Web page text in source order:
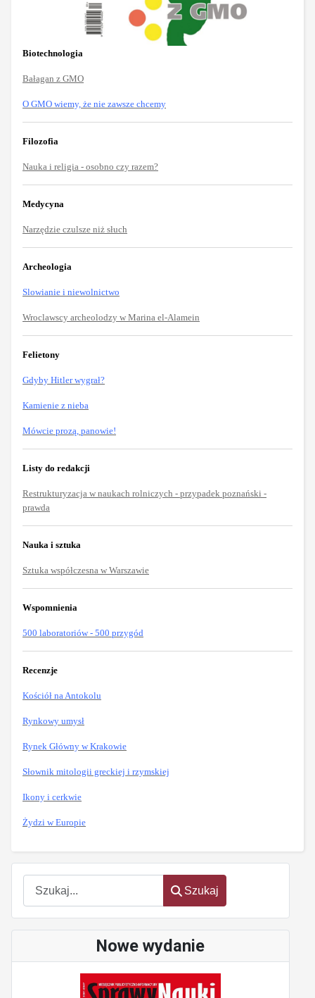
Szukaj
Szukaj
Nowe wydanie
Biotechnologia
Bałagan z GMO
O GMO wiemy, że nie zawsze chcemy
Filozofia
Nauka i religia - osobno czy razem?
Medycyna
Narzędzie czulsze niż słuch
Archeologia
Slowianie i niewolnictwo
Wroclawscy archeolodzy w Marina el-Alamein
Felietony
Gdyby Hitler wygrał?
Kamienie z nieba
Mówcie prozą, panowie!
Listy do redakcji
Restrukturyzacja w naukach rolniczych - przypadek poznański -
prawda
Nauka i sztuka
Sztuka współczesna w Warszawie
Wspomnienia
500 laboratoriów - 500 przygód
Recenzje
Kościół na Antokolu
Rynkowy umysł
Rynek Główny w Krakowie
Słownik mitologii greckiej i rzymskiej
Ikony i cerkwie
Żydzi w Europie